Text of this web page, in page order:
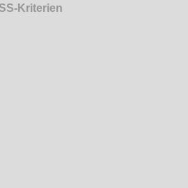
Kriterien